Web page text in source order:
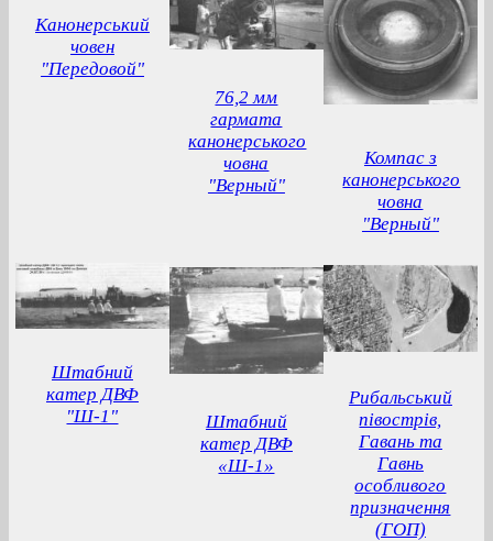
Канонерський
човен
"Передовой"
76,2 мм
гармата
канонерського
човна
"Верный"
Компас з
канонерського
човна
"Верный"
Штабний
катер ДВФ
"Ш-1"
Штабний
катер ДВФ
«Ш-1»
Рибальський
півострів,
Гавань та
Гавнь
особливого
призначення
(ГОП)